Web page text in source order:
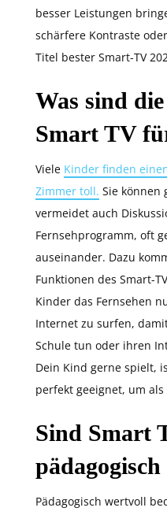
besser Leistungen
schärfere Kontraste
Titel bester Smart-TV
Was sind
Smart TV
Viele Kinder finden
Zimmer toll. Sie können
vermeidet auch
Fernsehprogramm, oft
auseinander. Dazu
Funktionen des Smart-
Kinder das Fernsehen
Internet zu surfen,
Schule tun oder ihren
Dein Kind gerne spielt,
perfekt geeignet, um
Sind Smart
Pädagogisch wertvoll